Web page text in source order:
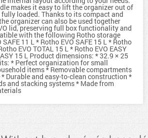
makes it easy to lift the organizer out of
fully loaded. Thanks to its compact and
organizer can also be used together
lid, preserving full box functionality and
with the following Rotho storage
SAFE 11 L * Rotho EVO SAFE 15 L * Rotho
EVO TOTAL 15 L * Rotho EVO EASY
15 L Product dimensions: * 32.9 × 25
* Perfect organization for small
items * Removable compartments
Durable and easy-to-clean construction *
and stacking systems * Made from